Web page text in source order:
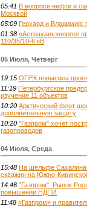
05:41 В вопросе нефти и
Москвой
05:09 Герхард и Владимир:
01:38 «Астраханьэнерго»
110/35/10-6 кВ
05 Июля, Четверг
19:15 ОПЕК повысила
11:19 Петербургское
изучение 11 объектов
10:20 Арктический флот
дополнительную защиту
10:20 "Газпром" хочет
газопроводов
04 Июля, Среда
15:48 На шельфе Сахалина
скважин на Южно-
14:46 "Газпром": Рынок
повышении НДПИ
11:48 «Газпром» и